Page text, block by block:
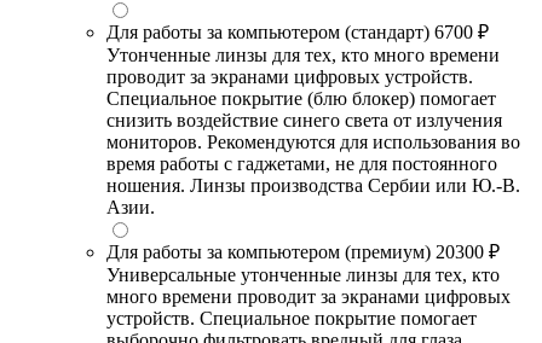
Для работы за компьютером (стандарт) 6700 ₽
Утонченные линзы для тех, кто много времени
проводит за экранами цифровых устройств.
Специальное покрытие (блю блокер) помогает
снизить воздействие синего света от излучения
мониторов. Рекомендуются для использования во
время работы с гаджетами, не для постоянного
ношения. Линзы производства Сербии или Ю.-В.
Азии.
Для работы за компьютером (премиум) 20300 ₽
Универсальные утонченные линзы для тех, кто
много времени проводит за экранами цифровых
устройств. Специальное покрытие помогает